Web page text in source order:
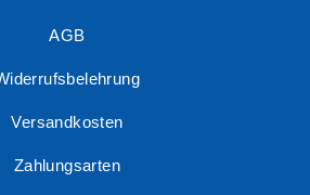
AGB
Versandkosten
Zahlungsarten